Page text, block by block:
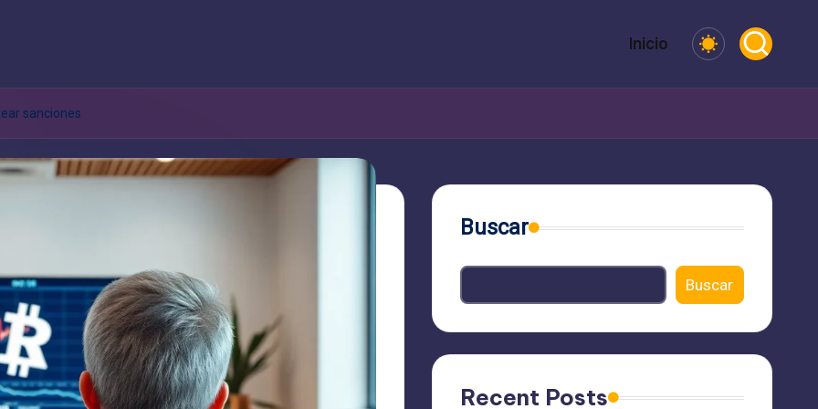
Inicio
sanciones
Buscar
Buscar
Recent Posts